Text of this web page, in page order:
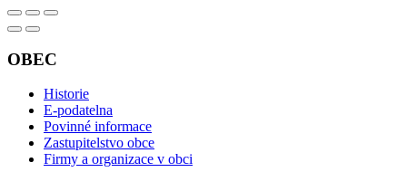
OBEC
Historie
E-podatelna
Povinné informace
Zastupitelstvo obce
Firmy a organizace v obci